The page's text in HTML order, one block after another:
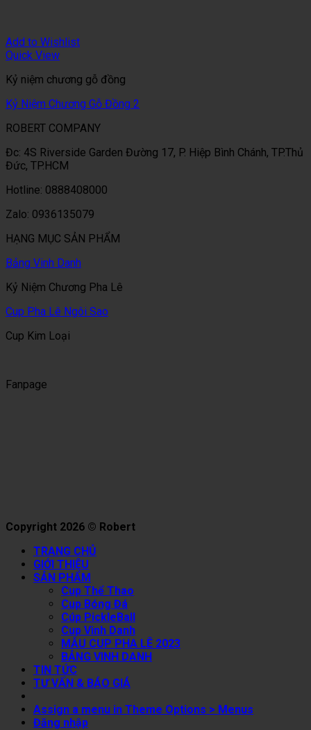
Add to Wishlist
Quick View
Kỷ niệm chương gỗ đồng
Kỷ Niệm Chương Gỗ Đồng 2
ROBERT COMPANY
Đc: 4S Riverside Garden Đường 17, P. Hiệp Bình Chánh, TP.Thủ
Đức, TP.HCM
Hotline: 0888408000
Zalo: 0936135079
HẠNG MỤC SẢN PHẨM
Bảng Vinh Danh
Kỷ Niệm Chương Pha Lê
Cup Pha Lê Ngôi Sao
Cup Kim Loại
Fanpage
Copyright 2026 © Robert
TRANG CHỦ
GIỚI THIỆU
SẢN PHẨM
Cup Thể Thao
Cup Bóng Đá
Cúp PickleBall
Cup Vinh Danh
MẪU CUP PHA LÊ 2023
BẢNG VINH DANH
TIN TỨC
TƯ VẤN & BÁO GIÁ
Assign a menu in Theme Options > Menus
Đăng nhập